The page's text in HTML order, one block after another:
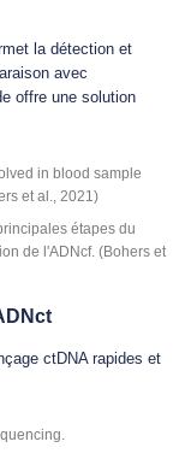
la détection et
avec
offre une solution
étapes du
de l'ADNcf. (Bohers et
ctDNA rapides et